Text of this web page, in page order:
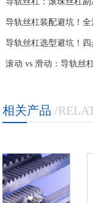
导轨丝杠装配避坑！
于装配不规范，一次
导轨丝杠选型避坑！
在用，杜绝动力不足
滚动 vs 滑动：导轨丝
相关产品 /